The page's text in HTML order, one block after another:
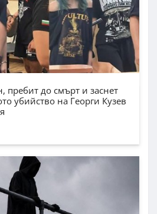
пребит до смърт и заснет
убийство на Георги Кузев